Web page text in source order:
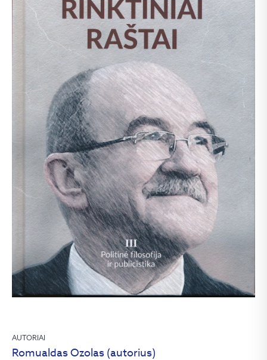
AUTORIAI
Romualdas Ozolas (autorius)